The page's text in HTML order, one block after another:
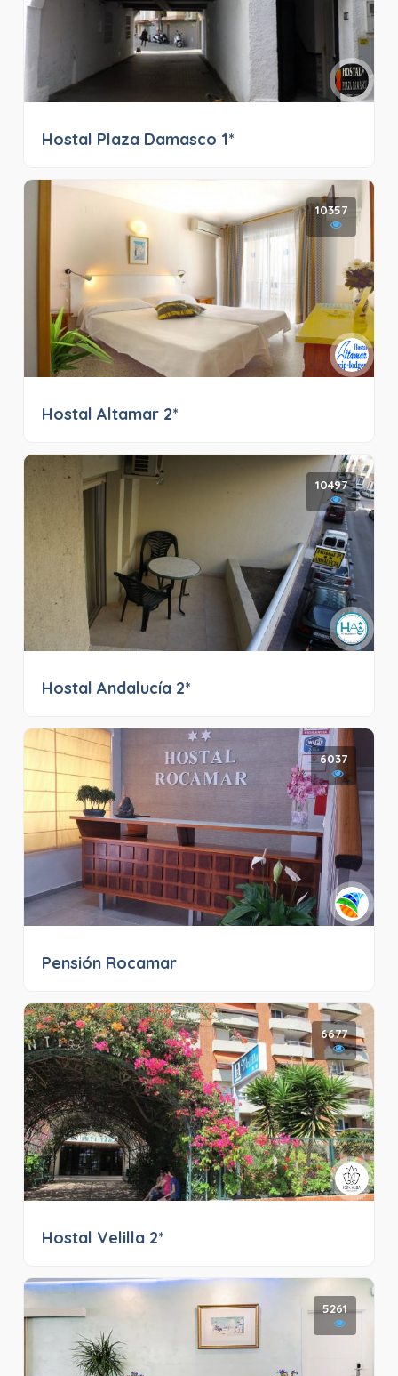
Hostal Plaza Damasco 1*
10357
Hostal Altamar 2*
10497
Hostal Andalucía 2*
6037
Pensión Rocamar
6677
Hostal Velilla 2*
5261